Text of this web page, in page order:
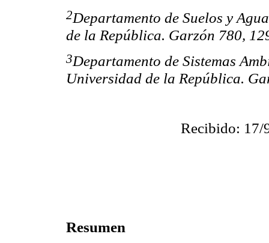
2Departamento de Suelos y
de la República. Garzón 780,
3Departamento de Sistemas
Universidad de la República.
Recibido: 17/
Resumen